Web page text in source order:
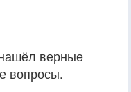
верные
вопросы.